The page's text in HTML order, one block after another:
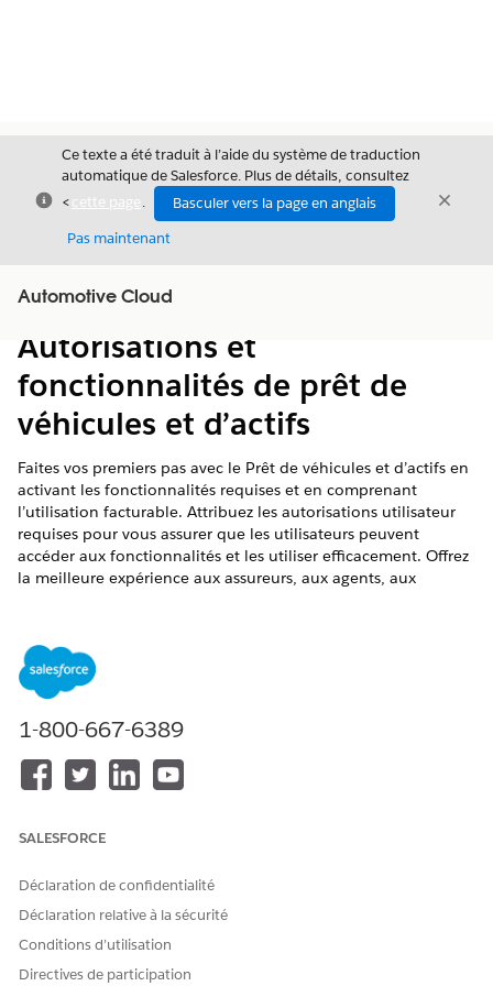
Fermer
Ce texte a été traduit à l’aide du système de traduction
automatique de Salesforce. Plus de détails, consultez
<cette page .
Basculer vers la page en anglais
Pas maintenant
Fermer
Automotive CloudAfficher la table des matières
Table des
Autorisations et
fonctionnalités de prêt de
véhicules et d’actifs
Faites vos premiers pas avec le Prêt de véhicules et d’actifs en
activant les fonctionnalités requises et en comprenant
l’utilisation facturable. Attribuez les autorisations utilisateur
requises pour vous assurer que les utilisateurs peuvent
accéder aux fonctionnalités et les utiliser efficacement. Offrez
la meilleure expérience aux assureurs, aux agents, aux
tous les objets associés avant d’utiliser les fonctionnalités.
ÉDITIONS REQUISES
Disponible avec : Lightning Experience
Disponible avec : Enterprise
Developer
Edition
Activation des fonctionnalités de prêt de véhicules et
Examinez les fonctionnalités que vous devez activer pour
d'utilisation facturables pour lesquels la consommation
est calculée.
1-800-667-6389
SALESFORCE
Déclaration de confidentialité
Déclaration relative à la sécurité
Conditions d’utilisation
Directives de participation